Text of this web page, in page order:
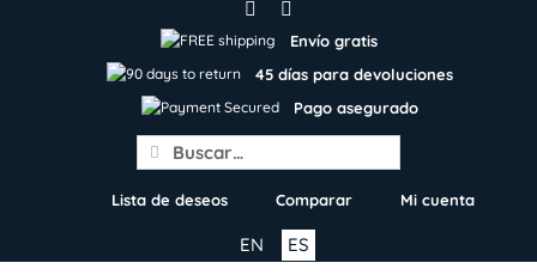
Envío gratis
45 días para devoluciones
Pago asegurado
Search
for:
Lista de deseos Comparar Mi cuenta
ES
EN